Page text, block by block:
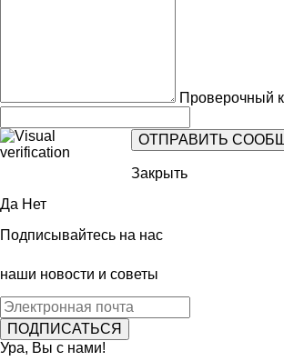
Проверочный
Закрыть
Да Нет
Подписывайтесь на нас
наши новости и советы
Ура, Вы с нами!